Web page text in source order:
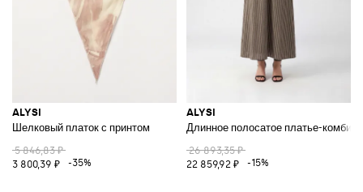
ALYSI
Шелковый платок с принтом
5 846,83 ₽
3 800,39 ₽
-35%
ALYSI
Длинное полосатое платье-
26 893,35 ₽
22 859,92 ₽
-15%